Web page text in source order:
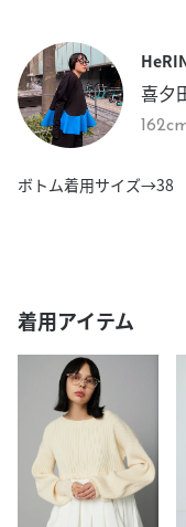
喜夕
ボトム着用サイズ→38
着用アイテム